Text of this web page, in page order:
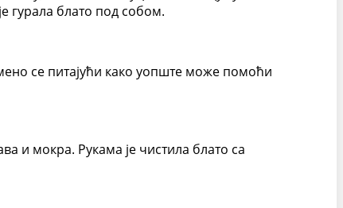
гурала блато под собом.
се питајући како уопште може помоћи
и мокра. Рукама је чистила блато са